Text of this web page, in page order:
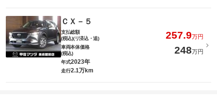
ＣＸ－５
支払総額
(税込)(リ済込・追)
257.9万円
車両本体価格
(税込)
248万円
年式2023年
走行2.1万km